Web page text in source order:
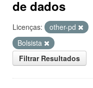
de dados
Licenças: other-pd
Bolsista
Filtrar Resultados